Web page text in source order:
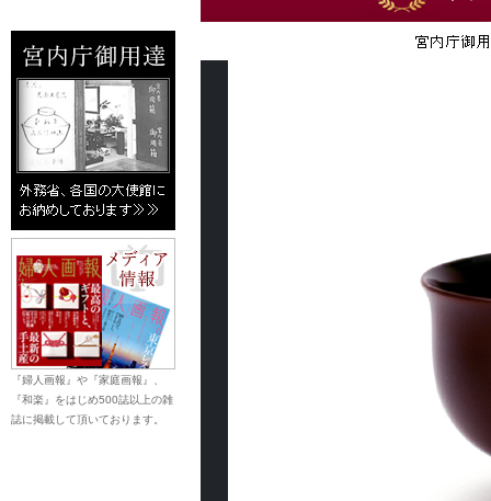
『婦人画報』や『家庭画報』、
『和楽』をはじめ500誌以上の雑
誌に掲載して頂いております。